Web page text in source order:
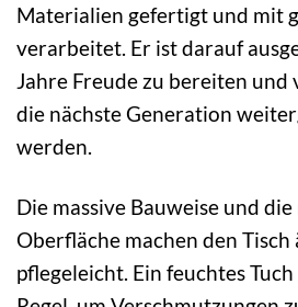
Materialien gefertigt und mit
verarbeitet. Er ist darauf
Jahre Freude zu bereiten und
die nächste Generation
werden.
Die massive Bauweise und
Oberfläche machen den
pflegeleicht. Ein feuchtes